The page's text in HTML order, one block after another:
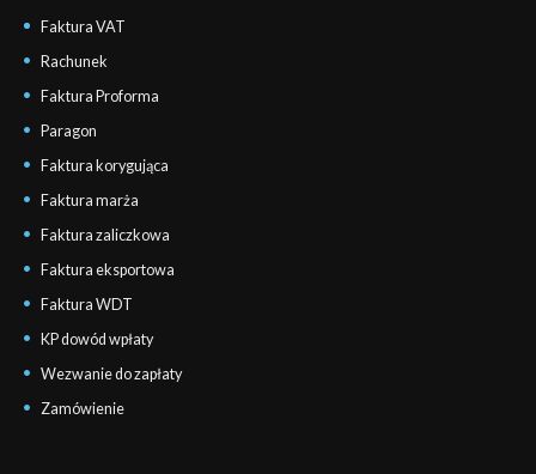
Faktura VAT
Rachunek
Faktura Proforma
Paragon
Faktura korygująca
Faktura marża
Faktura zaliczkowa
Faktura eksportowa
Faktura WDT
KP dowód wpłaty
Wezwanie do zapłaty
Zamówienie